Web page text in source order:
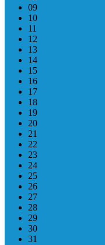
09
10
11
12
13
14
15
16
17
18
19
20
21
22
23
24
25
26
27
28
29
30
31